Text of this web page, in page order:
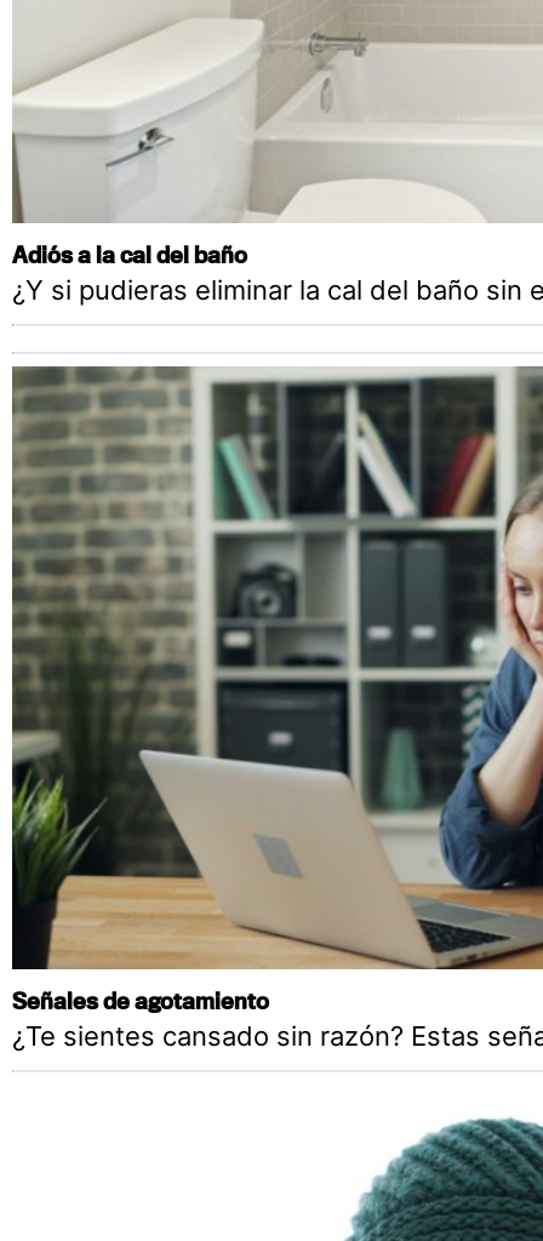
Adiós a la cal del baño
¿Y si pudieras eliminar la cal del baño sin
Señales de agotamiento
¿Te sientes cansado sin razón? Estas